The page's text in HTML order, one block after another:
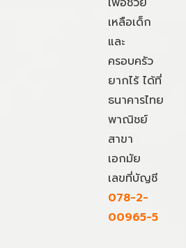
เหลือเด็ก
และ
ครอบครัว
ยากไร้ ได้ที่
ธนาคารไทย
พาณิชย์
สาขา
เอกมัย
เลขที่บัญชี
078-2-
00965-5